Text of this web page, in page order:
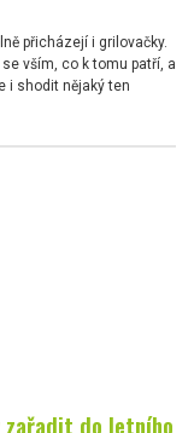
přicházejí i grilovačky.
vším, co k tomu patří, a
i shodit nějaký ten
do letního